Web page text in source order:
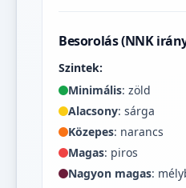
Besorolás (NNK
Szintek:
Minimális: zöld
Alacsony: sárga
Közepes: narancs
Magas: piros
Nagyon magas: